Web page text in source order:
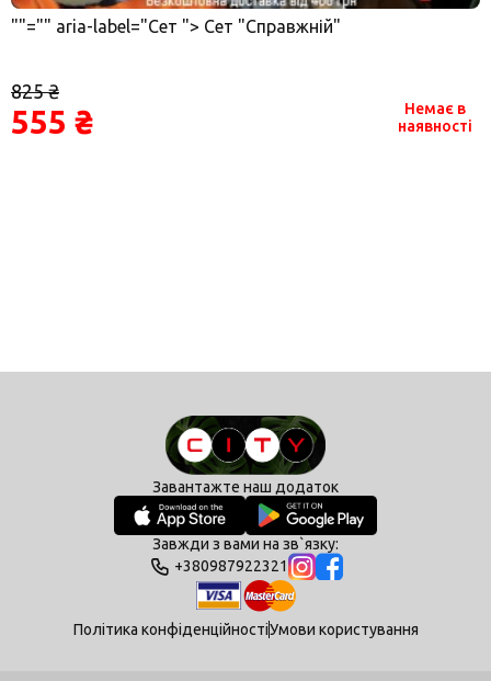
""="" aria-label="Сет "> Сет "Справжній"
825 ₴
555 ₴
Немає в
наявності
Завантажте наш додаток
Завжди з вами на зв`язку:
+380987922321
Політика конфіденційностіУмови користування